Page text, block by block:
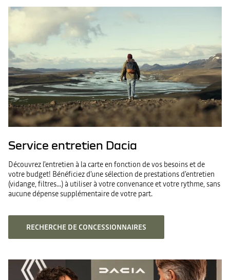
Service entretien Dacia
Découvrez l'entretien à la carte en fonction de vos besoins et de
votre budget! Bénéficiez d'une sélection de prestations d'entretien
(vidange, filtres...) à utiliser à votre convenance et votre rythme, sans
aucune dépense supplémentaire de votre part.
RECHERCHE DE CONCESSIONNAIRES